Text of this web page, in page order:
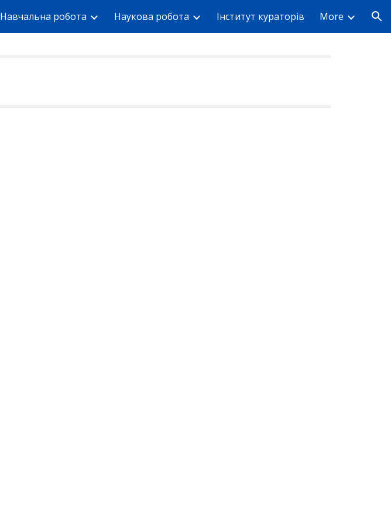
Skip to navigation
Навчальна робота Наукова робота Інститут кураторів More